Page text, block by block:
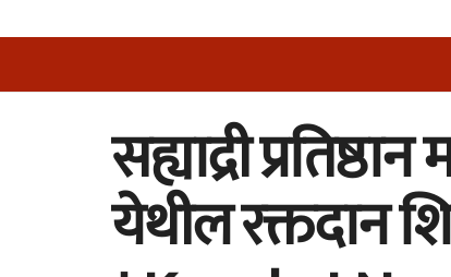
सह्याद्री
येथील रक्तदान